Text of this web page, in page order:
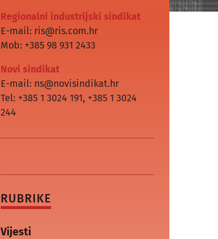
Regionalni industrijski sindikat
E-mail: ris@ris.com.hr
Mob: +385 98 931 2433
Novi sindikat
E-mail: ns@novisindikat.hr
Tel: +385 1 3024 191, +385 1 3024
244
RUBRIKE
Vijesti